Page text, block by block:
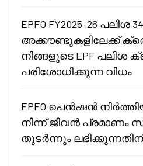
EPFO FY2025-26 പലിശ
അക്കൗണ്ടുകളിലേക്ക്
നിങ്ങളുടെ EPF പലിശ
പരിശോധിക്കുന്ന വിധം
EPFO പെൻഷൻ
നിന്ന് ജീവൻ പ്രമാണം
തുടർന്നും